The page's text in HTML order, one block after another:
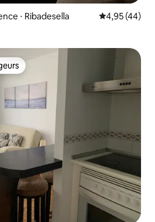
⋅ Ribadesella Évaluation
4,95 (44)
les plus appréciés